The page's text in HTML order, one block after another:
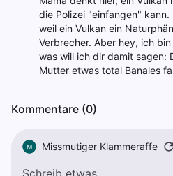
die Polizei "einfangen"
weil ein Vulkan ein
Verbrecher. Aber hey, ich
was will ich dir damit sagen:
Mutter etwas total Banales
Kommentare (0)
M Missmutiger Klammeraffe